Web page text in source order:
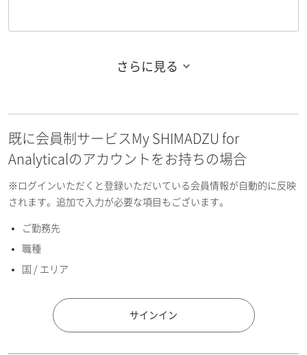
お名前フリガナ（名）
E-mailアドレス（半角英数）
国 / エリア
さらに見る
既に会員制サービスMy SHIMADZU for
Analyticalのアカウントをお持ちの場合
※ログインいただくと登録いただいている会員情報が自動的に反映
されます。追加で入力が必要な項目もございます。
ご勤務先
職種
国 / エリア
サインイン